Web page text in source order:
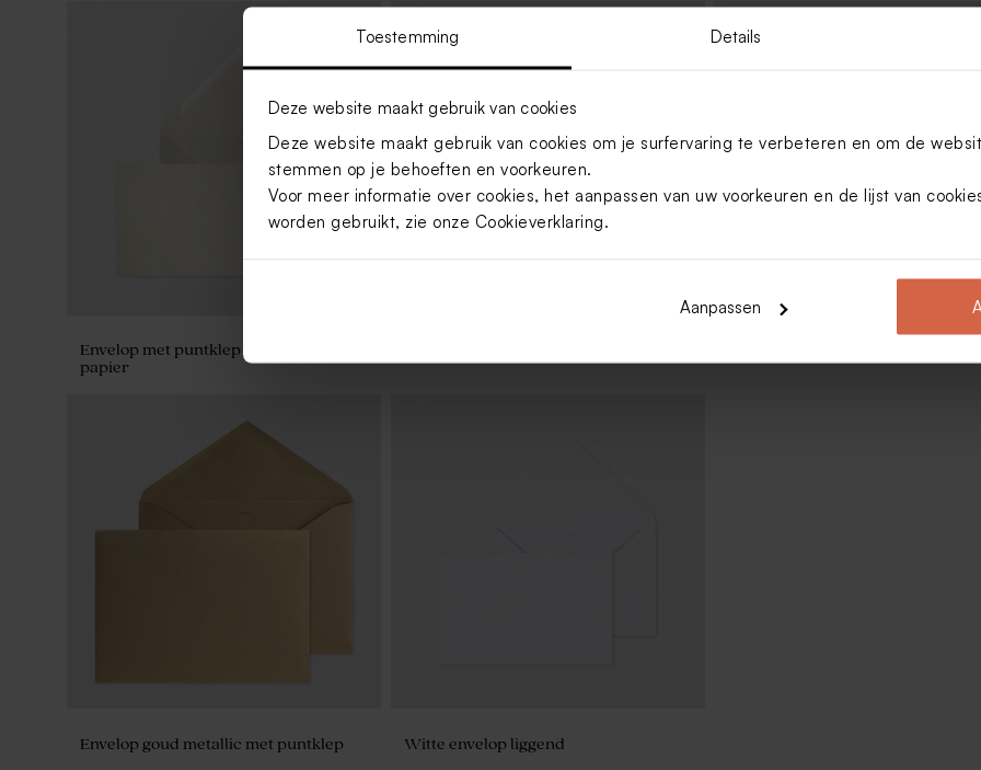
Toestemming Details
Deze website maakt gebruik van cookies
Deze website maakt gebruik van cookies om je surfervaring te verbeteren en om de
stemmen op je behoeften en voorkeuren.
Voor meer informatie over cookies, het aanpassen van uw voorkeuren en de lijst van
worden gebruikt, zie onze Cookieverklaring.
Aanpassen
Sluitsticker 'party' met droogbloemen
Envelop met puntklep in gerecycleerd
papier
Envelop goud metallic met puntklep Witte envelop liggend